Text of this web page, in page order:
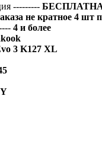
---------
не кратное 4 шт
4 и более
3 K127 XL